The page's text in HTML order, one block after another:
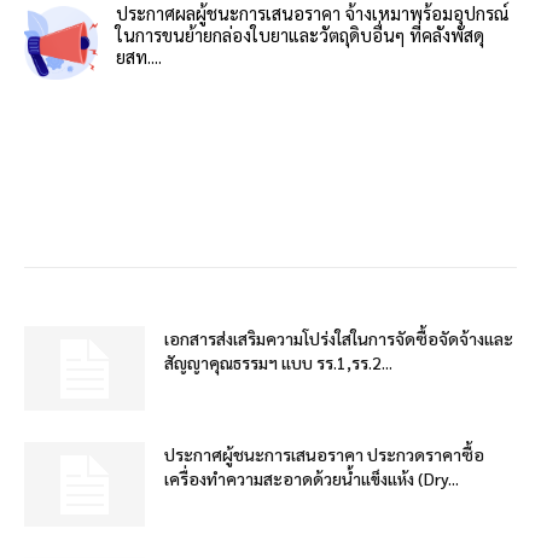
ประกาศผลผู้ชนะการเสนอราคา จ้างเหมาพร้อมอุปกรณ์
ในการขนย้ายกล่องใบยาและวัตถุดิบอื่นๆ ที่คลังพัสดุ
ยสท....
เอกสารส่งเสริมความโปร่งใสในการจัดซื้อจัดจ้างและ
สัญญาคุณธรรมฯ แบบ รร.1,รร.2...
ประกาศผู้ชนะการเสนอราคา ประกวดราคาซื้อ
เครื่องทำความสะอาดด้วยน้ำแข็งแห้ง (Dry...